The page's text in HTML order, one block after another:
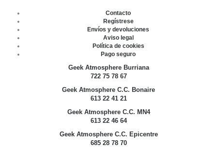
Contacto
Regístrese
Envíos y devoluciones
Aviso legal
Política de cookies
Pago seguro
Geek Atmosphere Burriana
722 75 78 67
Geek Atmosphere C.C. Bonaire
613 22 41 21
Geek Atmosphere C.C. MN4
613 22 46 64
Geek Atmosphere C.C. Epicentre
685 28 78 70